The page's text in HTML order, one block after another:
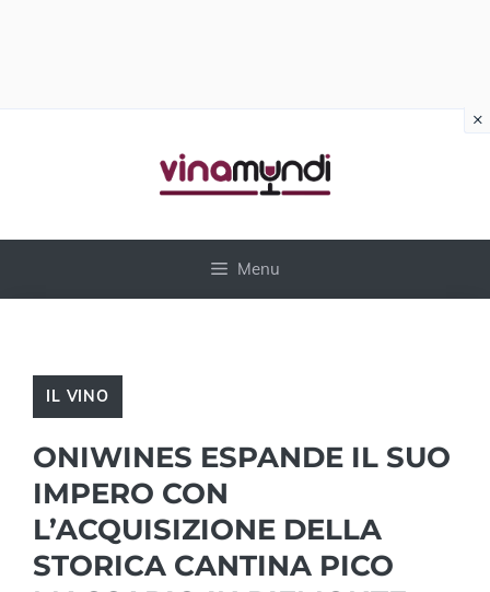
Menu
IL VINO
ONIWINES ESPANDE IL SUO
IMPERO CON
L’ACQUISIZIONE DELLA
STORICA CANTINA PICO
×